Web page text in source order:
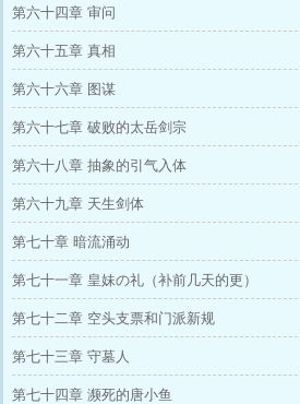
第六十四章 审问
第六十五章 真相
第六十六章 图谋
第六十七章 破败的太岳剑宗
第六十八章 抽象的引气入体
第六十九章 天生剑体
第七十章 暗流涌动
第七十一章 皇妹の礼（补前几天的更）
第七十二章 空头支票和门派新规
第七十三章 守墓人
第七十四章 濒死的唐小鱼